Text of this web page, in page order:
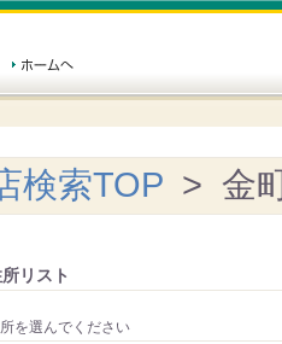
検索TOP > 金
リスト
を選んでください